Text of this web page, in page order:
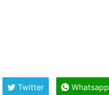
Twitter Whatsapp